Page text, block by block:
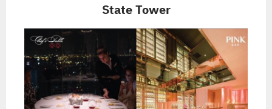
State Tower